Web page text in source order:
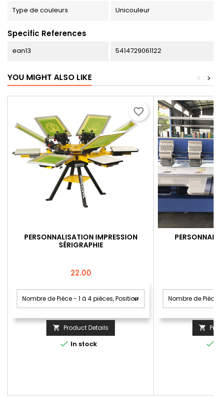
Type de couleurs Unicouleur
Specific References
ean13 5414729061122
YOU MIGHT ALSO LIKE >
<
PERSONNALISATION IMPRESSION
SÉRIGRAPHIE
Price
22.00
 Product Details
 In stock
favorite_border

